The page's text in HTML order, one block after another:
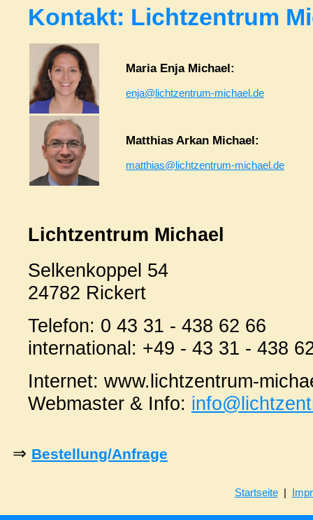
Kontakt: Lichtzentrum
Maria Enja Michael:
enja@lichtzentrum-michael.de
Matthias Arkan Michael:
matthias@lichtzentrum-michael.de
Lichtzentrum Michael
Selkenkoppel 54
24782 Rickert
Telefon: 0 43 31 - 438 62 66
international: +49 - 43 31 - 438
Internet: www.lichtzentrum-
Webmaster & Info:
⇒ Bestellung/Anfrage
Startseite|